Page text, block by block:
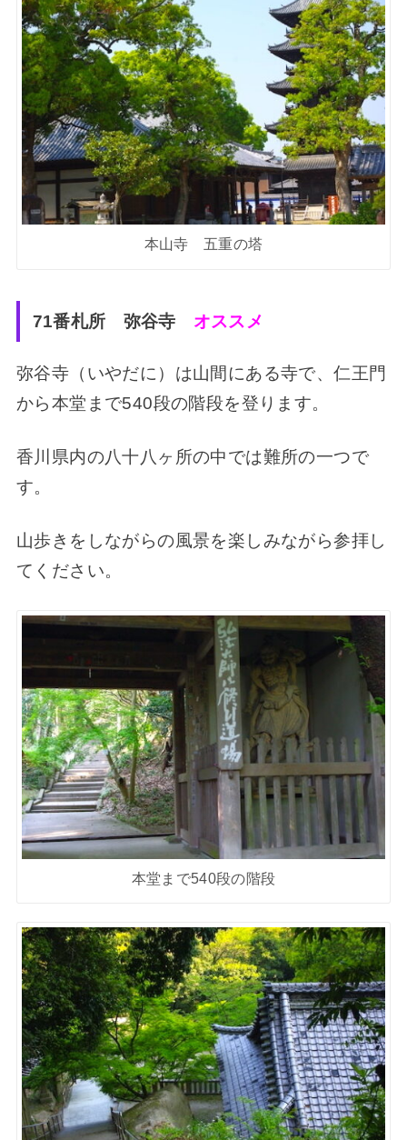
本山寺 五重の塔
71番札所 弥谷寺 オススメ
弥谷寺（いやだに）は山間にある寺で、仁王門
から本堂まで540段の階段を登ります。
香川県内の八十八ヶ所の中では難所の一つで
す。
山歩きをしながらの風景を楽しみながら参拝し
てください。
本堂まで540段の階段